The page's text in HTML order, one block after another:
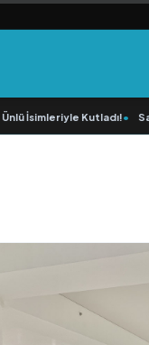
Kutladı!• Saç